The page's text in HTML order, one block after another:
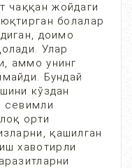
чаққан жойдаги
болалар
доимо
Улар
аммо унинг
Бундай
кўздан
севимли
орти
қашилган
хавотирли